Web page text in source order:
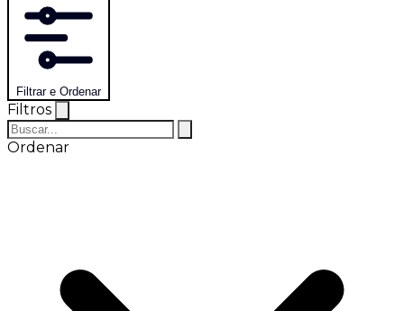
Filtrar e Ordenar
Filtros
Ordenar